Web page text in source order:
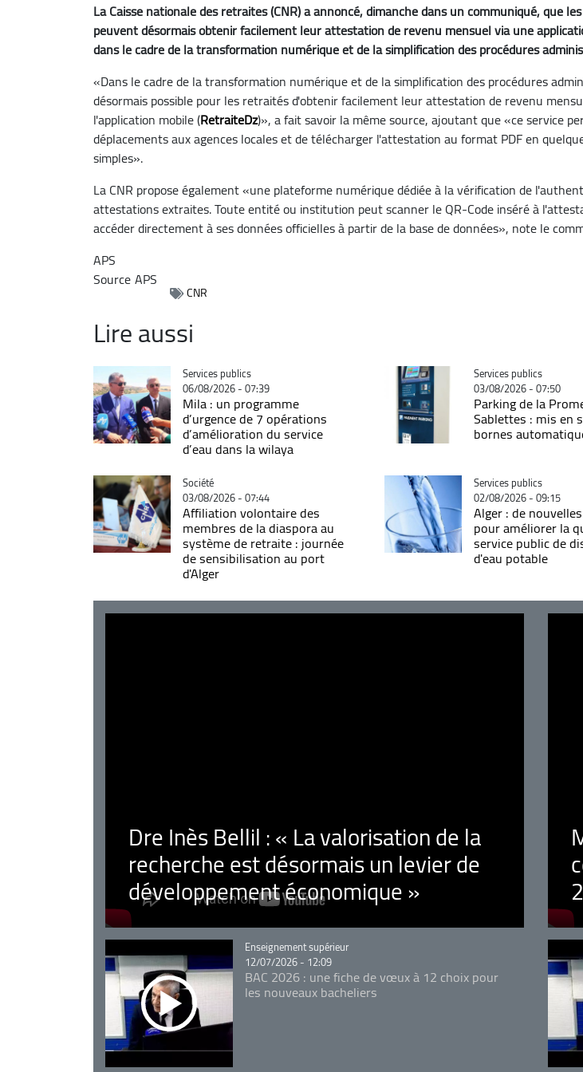
La Caisse nationale des retraites (CNR) a annoncé, dimanche dans un communiqué, que
peuvent désormais obtenir facilement leur attestation de revenu mensuel via une
dans le cadre de la transformation numérique et de la simplification des procédures
«Dans le cadre de la transformation numérique et de la simplification des procédures
désormais possible pour les retraités d'obtenir facilement leur attestation de revenu
l'application mobile (RetraiteDz)», a fait savoir la même source, ajoutant que «ce service
déplacements aux agences locales et de télécharger l'attestation au format PDF en
simples».
La CNR propose également «une plateforme numérique dédiée à la vérification de
attestations extraites. Toute entité ou institution peut scanner le QR-Code inséré à
accéder directement à ses données officielles à partir de la base de données», note le
APS
SourceAPS
CNR
Lire aussi
Catégorie
Services publics
06/08/2026 - 07:39
Mila : un programme
d’urgence de 7 opérations
d’amélioration du service
d’eau dans la wilaya
Catégorie
Services publics
03/08/2026 - 07:50
Parking de la
Sablettes : mis en
bornes
Catégorie
Société
03/08/2026 - 07:44
Affiliation volontaire des
membres de la diaspora au
système de retraite : journée
de sensibilisation au port
d'Alger
Catégorie
Services publics
02/08/2026 - 09:15
Alger : de
pour améliorer la
service public de
d'eau potable
Dre Inès Bellil : « La valorisation de la
recherche est désormais un levier de
développement économique »
Catégorie
Enseignement supérieur
12/07/2026 - 12:09
BAC 2026 : une fiche de vœux à 12 choix pour
les nouveaux bacheliers